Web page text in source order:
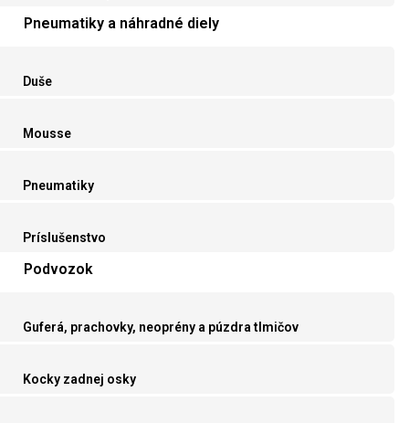
Pneumatiky a náhradné diely
Duše
Mousse
Pneumatiky
Príslušenstvo
Podvozok
Guferá, prachovky, neoprény a púzdra tlmičov
Kocky zadnej osky